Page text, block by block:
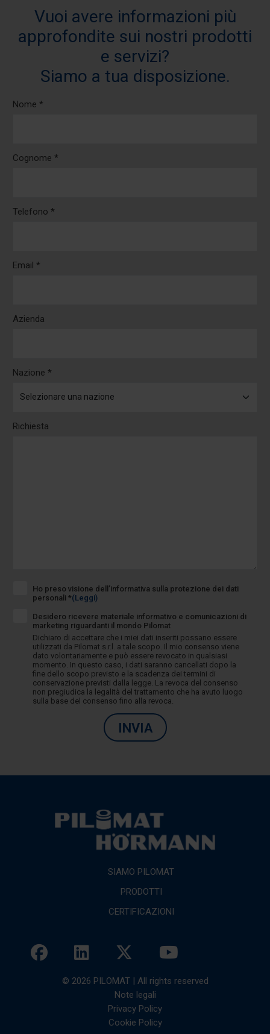
Vuoi avere informazioni più
approfondite sui nostri prodotti
e servizi?
Siamo a tua disposizione.
Nome *
Cognome *
Telefono *
Email *
Azienda
Nazione *
Richiesta
Ho preso visione dell’informativa sulla protezione dei dati
personali *(Leggi)
Desidero ricevere materiale informativo e comunicazioni di
marketing riguardanti il mondo Pilomat
Dichiaro di accettare che i miei dati inseriti possano essere
utilizzati da Pilomat s.r.l. a tale scopo. Il mio consenso viene
dato volontariamente e può essere revocato in qualsiasi
momento. In questo caso, i dati saranno cancellati dopo la
fine dello scopo previsto e la scadenza dei termini di
conservazione previsti dalla legge. La revoca del consenso
non pregiudica la legalità del trattamento che ha avuto luogo
sulla base del consenso fino alla revoca.
INVIA
SIAMO PILOMAT
PRODOTTI
CERTIFICAZIONI
© 2026 PILOMAT | All rights reserved
Note legali
Privacy Policy
Cookie Policy